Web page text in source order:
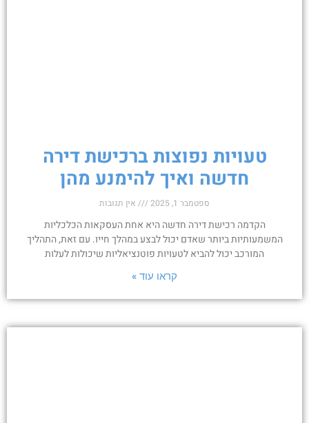
טעויות נפוצות ברכישת דירה
חדשה ואיך להימנע מהן
ספטמבר 1, 2025 אין תגובות
הקדמה רכישת דירה חדשה היא אחת העסקאות הכלכליות
המשמעותיות ביותר שאדם יכול לבצע במהלך חייו. עם זאת, התהליך
המורכב יכול להביא לטעויות פוטנציאליות שיכולות לעלות
קראו עוד »